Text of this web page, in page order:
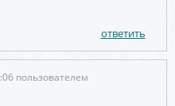
ответить
пользователем